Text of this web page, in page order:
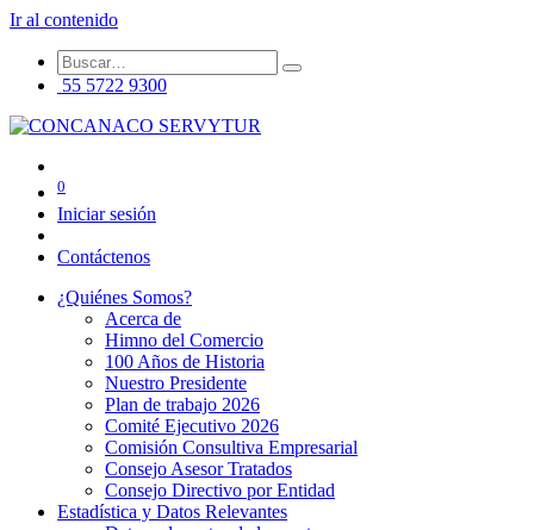
Ir al contenido
55 5722 9300
0
Iniciar sesión
Contáctenos
¿Quiénes Somos?
Acerca de
Himno del Comercio
100 Años de Historia
Nuestro Presidente
Plan de trabajo 2026
Comité Ejecutivo 2026
Comisión Consultiva Empresarial
Consejo Asesor Tratados
Consejo Directivo por Entidad
Estadística y Datos Relevantes